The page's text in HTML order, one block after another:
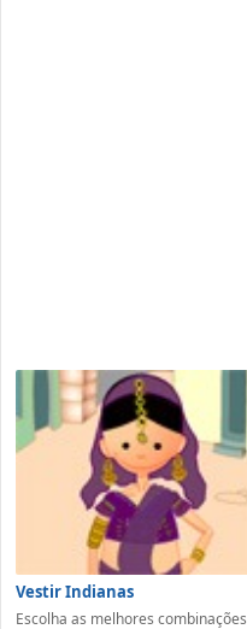
Vestir Indianas
Escolha as melhores combinações